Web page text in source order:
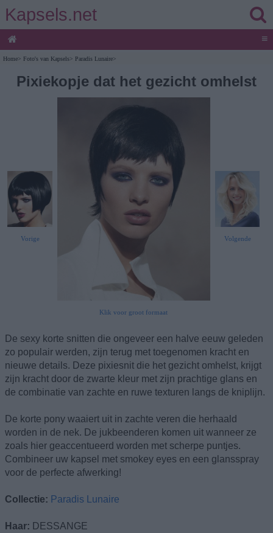
Kapsels.net
≡
Home> Foto's van Kapsels> Paradis Lunaire>
Pixiekopje dat het gezicht omhelst
Vorige
Klik voor groot formaat
Volgende
De sexy korte snitten die ongeveer een halve eeuw geleden
zo populair werden, zijn terug met toegenomen kracht en
nieuwe details. Deze pixiesnit die het gezicht omhelst, krijgt
zijn kracht door de zwarte kleur met zijn prachtige glans en
de combinatie van zachte en ruwe texturen langs de kniplijn.
De korte pony waaiert uit in zachte veren die herhaald
worden in de nek. De jukbeenderen komen uit wanneer ze
zoals hier geaccentueerd worden met scherpe puntjes.
Combineer uw kapsel met smokey eyes en een glansspray
voor de perfecte afwerking!
Collectie: Paradis Lunaire
Haar: DESSANGE